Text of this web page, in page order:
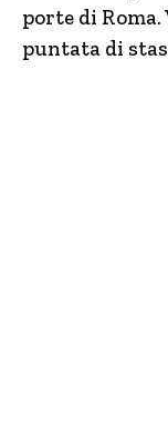
porte di
puntata di